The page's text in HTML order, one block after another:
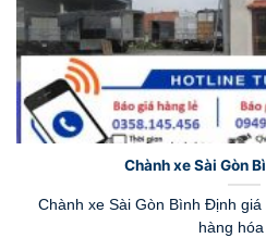
Chành xe Sài Gòn
Chành xe Sài Gòn Bình Định
hàng hóa